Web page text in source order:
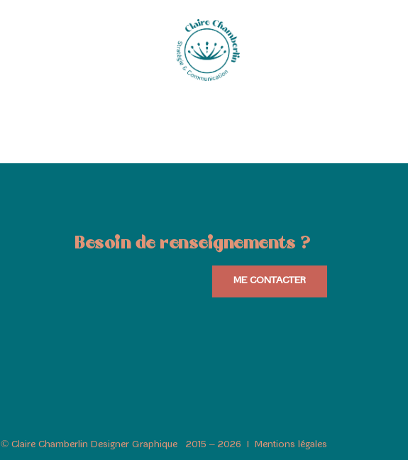
Besoin de renseignements ?
ME CONTACTER
© Claire Chamberlin Designer Graphique 2015 – 2026 I Mentions légales